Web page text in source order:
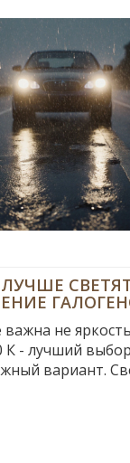
не
К - лучший
вариант.
и снижают